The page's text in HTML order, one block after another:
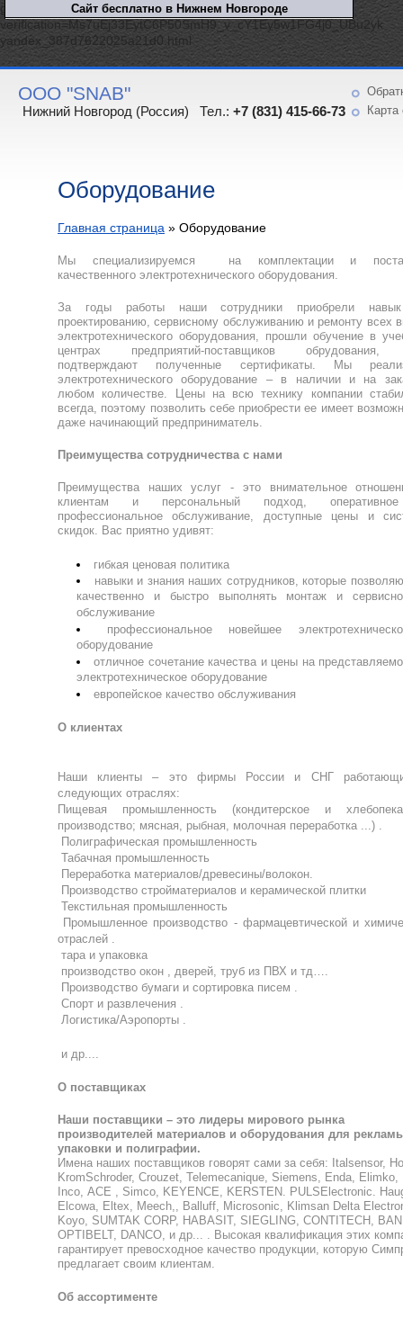
google-site-
verification=Ms7uEj33EytC6P50SmH9_v_cY1Ey5w1FG4j0_UBu2yk
yandex_387d7622025a21d0.html
ООО "SNAB"
Нижний Новгород (Россия) Тел.: +7 (831) 415-66-73
Карта
Оборудование
Главная страница » Оборудование
Мы специализируемся на комплектации и
качественного электротехнического оборудования.
За годы работы наши сотрудники приобрели
проектированию, сервисному обслуживанию и ремонту всех
электротехнического оборудования, прошли обучение в
центрах предприятий-поставщиков обрудования,
подтверждают полученные сертификаты. Мы
электротехнического оборудование – в наличии и на
любом количестве. Цены на всю технику компании
всегда, поэтому позволить себе приобрести ее имеет
даже начинающий предприниматель.
Преимущества сотрудничества с нами
Преимущества наших услуг - это внимательное
клиентам и персональный подход,
профессиональное обслуживание, доступные цены и
скидок. Вас приятно удивят:
гибкая ценовая политика
навыки и знания наших сотрудников, которые
качественно и быстро выполнять монтаж и
обслуживание
профессиональное новейшее
оборудование
отличное сочетание качества и цены на
электротехническое оборудование
европейское качество обслуживания
О клиентах
Наши клиенты – это фирмы России и СНГ
следующих отраслях:
Пищевая промышленность (кондитерское и
производство; мясная, рыбная, молочная переработка ...) .
Полиграфическая промышленность
Табачная промышленность
Переработка материалов/древесины/волокон.
Производство стройматериалов и керамической плитки
Текстильная промышленность
Промышленное производство - фармацевтической и
отраслей .
тара и упаковка
производство окон , дверей, труб из ПВХ и тд….
Производство бумаги и сортировка писем .
Спорт и развлечения .
Логистика/Аэропорты .
и др....
О поставщиках
Наши поставщики – это лидеры мирового рынка
производителей материалов и оборудования для
упаковки и полиграфии.
Имена наших поставщиков говорят сами за себя: Italsensor,
KromSchroder, Crouzet, Telemecanique, Siemens, Enda, Elimko,
Inco, ACE , Simco, KEYENCE, K ERSTEN. PULSElectronic.
Elcowa, Eltex, Meech,, Balluff, Microsonic, Klimsan Delta
Koyo, SUMTAK CORP, HABASIT, SIEGLING, CONTITECH,
OPTIBELT, DANCO, и др... . Высокая квалификация этих
гарантирует превосходное качество продукции, которую
предлагает своим клиентам.
Об ассортименте